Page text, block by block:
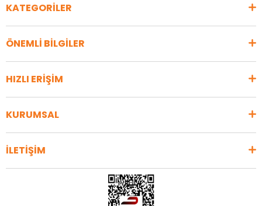
KATEGORİLER
ÖNEMLİ BİLGİLER
HIZLI ERİŞİM
KURUMSAL
İLETİŞİM